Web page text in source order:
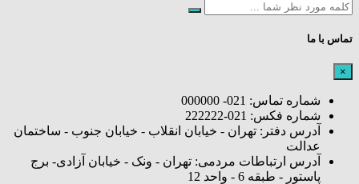
تماس با ما
×
شماره تماس: 021- 000000
شماره فکس: 021-222222
آدرس دفتر: تهران - خیابان انقلاب - خیابان جنوب - ساختمان
عدالت
آدرس ارتباطات مردمی: تهران - ونک - خیابان آزادی- برج
پاستور - طبقه 6 - واحد 12